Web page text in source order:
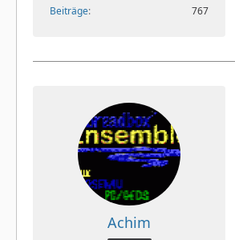
Beiträge
767
Achim